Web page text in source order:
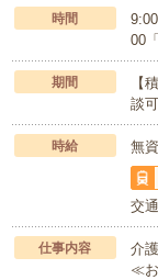
時間
00
期間
【
談
時給 無
交
仕事内容
介
≪お